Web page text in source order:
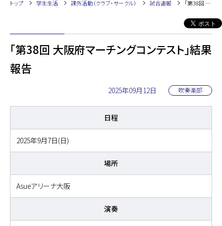
トップ 学生生活 課外活動（クラブ・サークル） 試合速報 「第38回 大阪府マーチングコンテスト」結果報告
「第38回 大阪府マーチングコンテスト」結果
報告
2025年09月12日 吹奏楽部
日程
2025年9月7日(日)
場所
Asueアリーナ大阪
演奏